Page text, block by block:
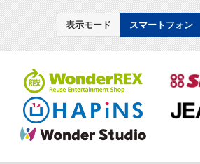
表示モード スマートフォン